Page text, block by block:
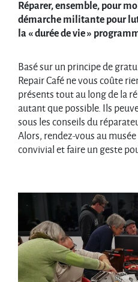
Réparer, ensemble, pour
démarche militante pour
la « durée de vie »
Basé sur un principe de
Repair Café ne vous coûte
présents tout au long de la
autant que possible. Ils
sous les conseils du
Alors, rendez-vous au
convivial et faire un geste